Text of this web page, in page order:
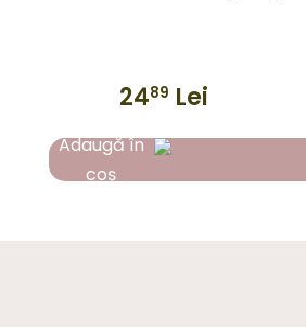
fost:
2489 Lei
2489 lei.
Adaugă în
coș